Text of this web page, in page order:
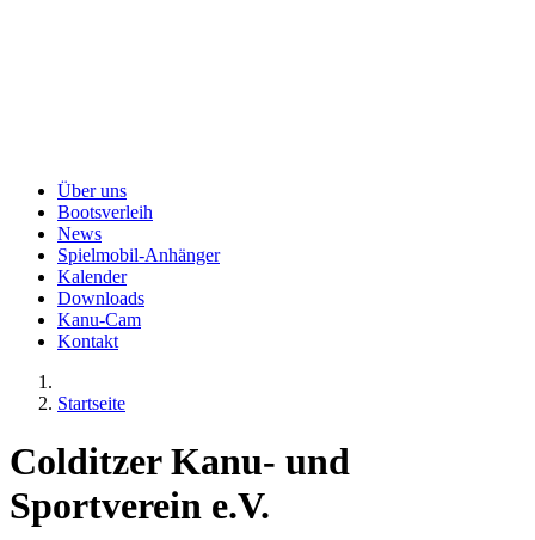
Über uns
Bootsverleih
News
Spielmobil-Anhänger
Kalender
Downloads
Kanu-Cam
Kontakt
Startseite
Colditzer Kanu- und
Sportverein e.V.